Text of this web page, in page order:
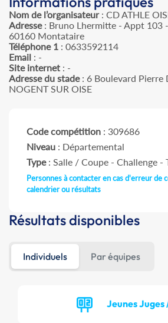
Nom de l’organisateur: CD ATHLE
Adresse: Bruno Lhermitte - Appt 103
60160 Montataire
Téléphone 1 : 0633592114
Email : -
Site internet : -
Adresse du stade: 6 Boulevard Pierre
NOGENT SUR OISE
Code compétition : 309686
Niveau : Départemental
Type: Salle / Coupe - Challenge -
Personnes à contacter en cas d'erreur de
calendrier ou résultats
Résultats disponibles
Individuels Par équipes
Jeunes Juges